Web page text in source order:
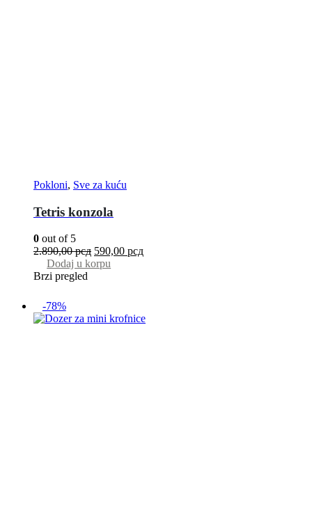
Pokloni, Sve za kuću
Tetris konzola
0 out of 5
2.890,00рсд 590,00 рсд
Dodaj u korpu
Brzi pregled
-78%